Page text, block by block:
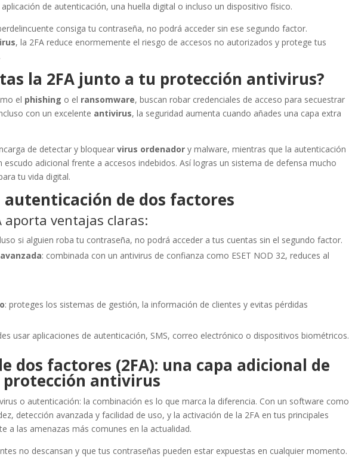
de autenticación, una huella digital o incluso un dispositivo físico.
consiga tu contraseña, no podrá acceder sin ese segundo factor.
, la 2FA reduce enormemente el riesgo de accesos no autorizados y protege tus
la 2FA junto a tu protección antivirus?
el phishing o el ransomware, buscan robar credenciales de acceso para secuestrar
con un excelente antivirus, la seguridad aumenta cuando añades una capa extra
de detectar y bloquearvirus ordenador y malware, mientras que la autenticación
adicional frente a accesos indebidos. Así logras un sistema de defensa mucho
tu vida digital.
autenticación de dos factores
aporta ventajas claras:
si alguien roba tu contraseña, no podrá acceder a tus cuentas sin el segundo factor.
: combinada con un antivirus de confianza como ESET NOD 32, reduces al
: proteges los sistemas de gestión, la información de clientes y evitas pérdidas
usar aplicaciones de autenticación, SMS, correo electrónico o dispositivos biométricos.
dos factores (2FA): una capa adicional de
protección antivirus
o autenticación: la combinación es lo que marca la diferencia. Con un software como
detección avanzada y facilidad de uso, y la activación de la 2FA en tus principales
a las amenazas más comunes en la actualidad.
no descansan y que tus contraseñas pueden estar expuestas en cualquier momento.